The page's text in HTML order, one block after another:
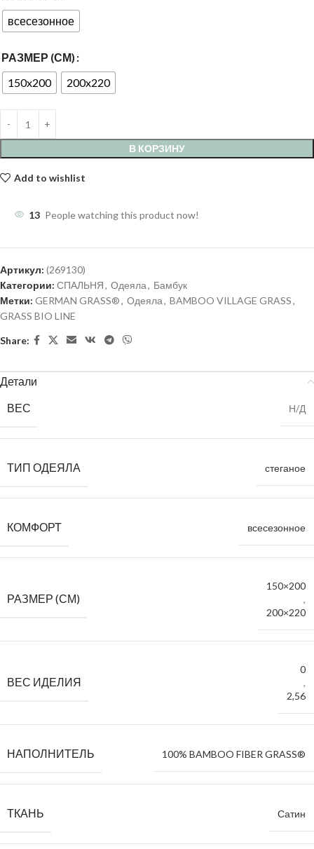
всесезонное
РАЗМЕР (СМ)
150x200
200x220
В КОРЗИНУ
Add to wishlist
13 People watching this product now!
Артикул: (269130)
Категории: СПАЛЬНЯ, Одеяла, Бамбук
Метки: GERMAN GRASS®, Одеяла, BAMBOO VILLAGE GRASS,
GRASS BIO LINE
Share:
Детали
ВЕС
Н/Д
ТИП ОДЕЯЛА стеганое
КОМФОРТ всесезонное
РАЗМЕР (СМ)
150×200
,
200×220
ВЕС ИДЕЛИЯ
0
,
2,56
НАПОЛНИТЕЛЬ 100% BAMBOO FIBER GRASS®
ТКАНЬ Сатин